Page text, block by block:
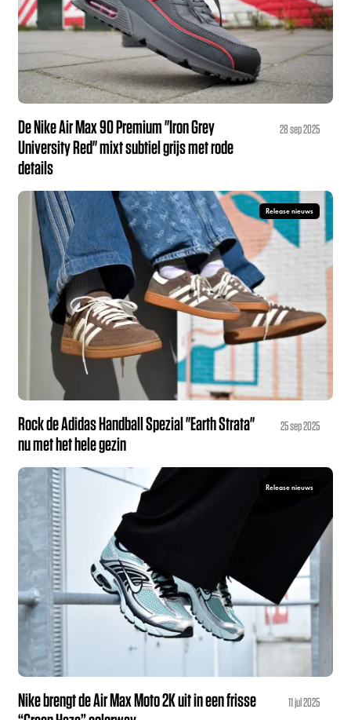
De Nike Air Max 90 Premium "Iron Grey
University Red" mixt subtiel grijs met rode
details
28 sep 2025
Release nieuws
Rock de Adidas Handball Spezial "Earth Strata"
nu met het hele gezin
25 sep 2025
Release nieuws
Nike brengt de Air Max Moto 2K uit in een frisse
11 jul 2025